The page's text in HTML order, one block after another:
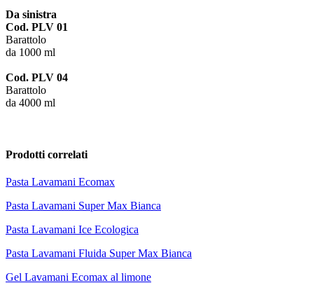
Da sinistra
Cod. PLV 01
Barattolo
da 1000 ml
Cod. PLV 04
Barattolo
da 4000 ml
Prodotti correlati
Pasta Lavamani Ecomax
Pasta Lavamani Super Max Bianca
Pasta Lavamani Ice Ecologica
Pasta Lavamani Fluida Super Max Bianca
Gel Lavamani Ecomax al limone